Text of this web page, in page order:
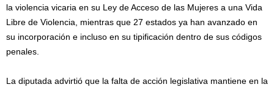
la violencia vicaria en su Ley de Acceso de las Mujeres a una Vida
Libre de Violencia, mientras que 27 estados ya han avanzado en
su incorporación e incluso en su tipificación dentro de sus códigos
penales.
La diputada advirtió que la falta de acción legislativa mantiene en la